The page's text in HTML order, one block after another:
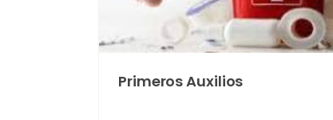
Primeros Auxilios